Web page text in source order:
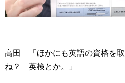
高田 「ほかにも英語の資格を取
ね？ 英検とか。」